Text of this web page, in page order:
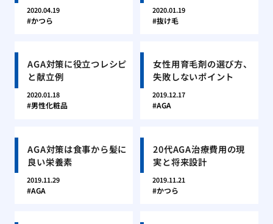
2020.04.19
かつら
2020.01.19
抜け毛
AGA対策に役立つレシピ
と献立例
2020.01.18
男性化粧品
女性用育毛剤の選び方、
失敗しないポイント
2019.12.17
AGA
AGA対策は食事から髪に
良い栄養素
2019.11.29
AGA
20代AGA治療費用の現
実と将来設計
2019.11.21
かつら